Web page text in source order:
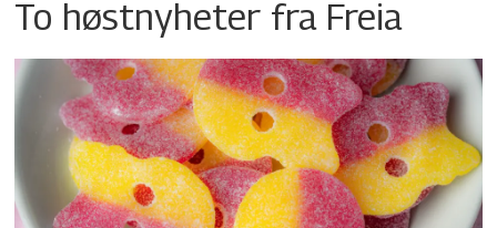
To høstnyheter fra Freia